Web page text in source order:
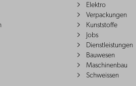
Elektro
Verpackungen
Kunststoffe
Jobs
Dienstleistungen
Bauwesen
Maschinenbau
Schweissen